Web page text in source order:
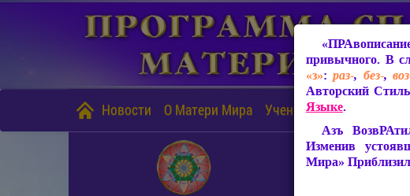
Новости О Матери Мира Учение Матери Мира
привычного. В
«з»:раз-, без-,
Авторский
Языке.
Азъ
Изменив
Мира»